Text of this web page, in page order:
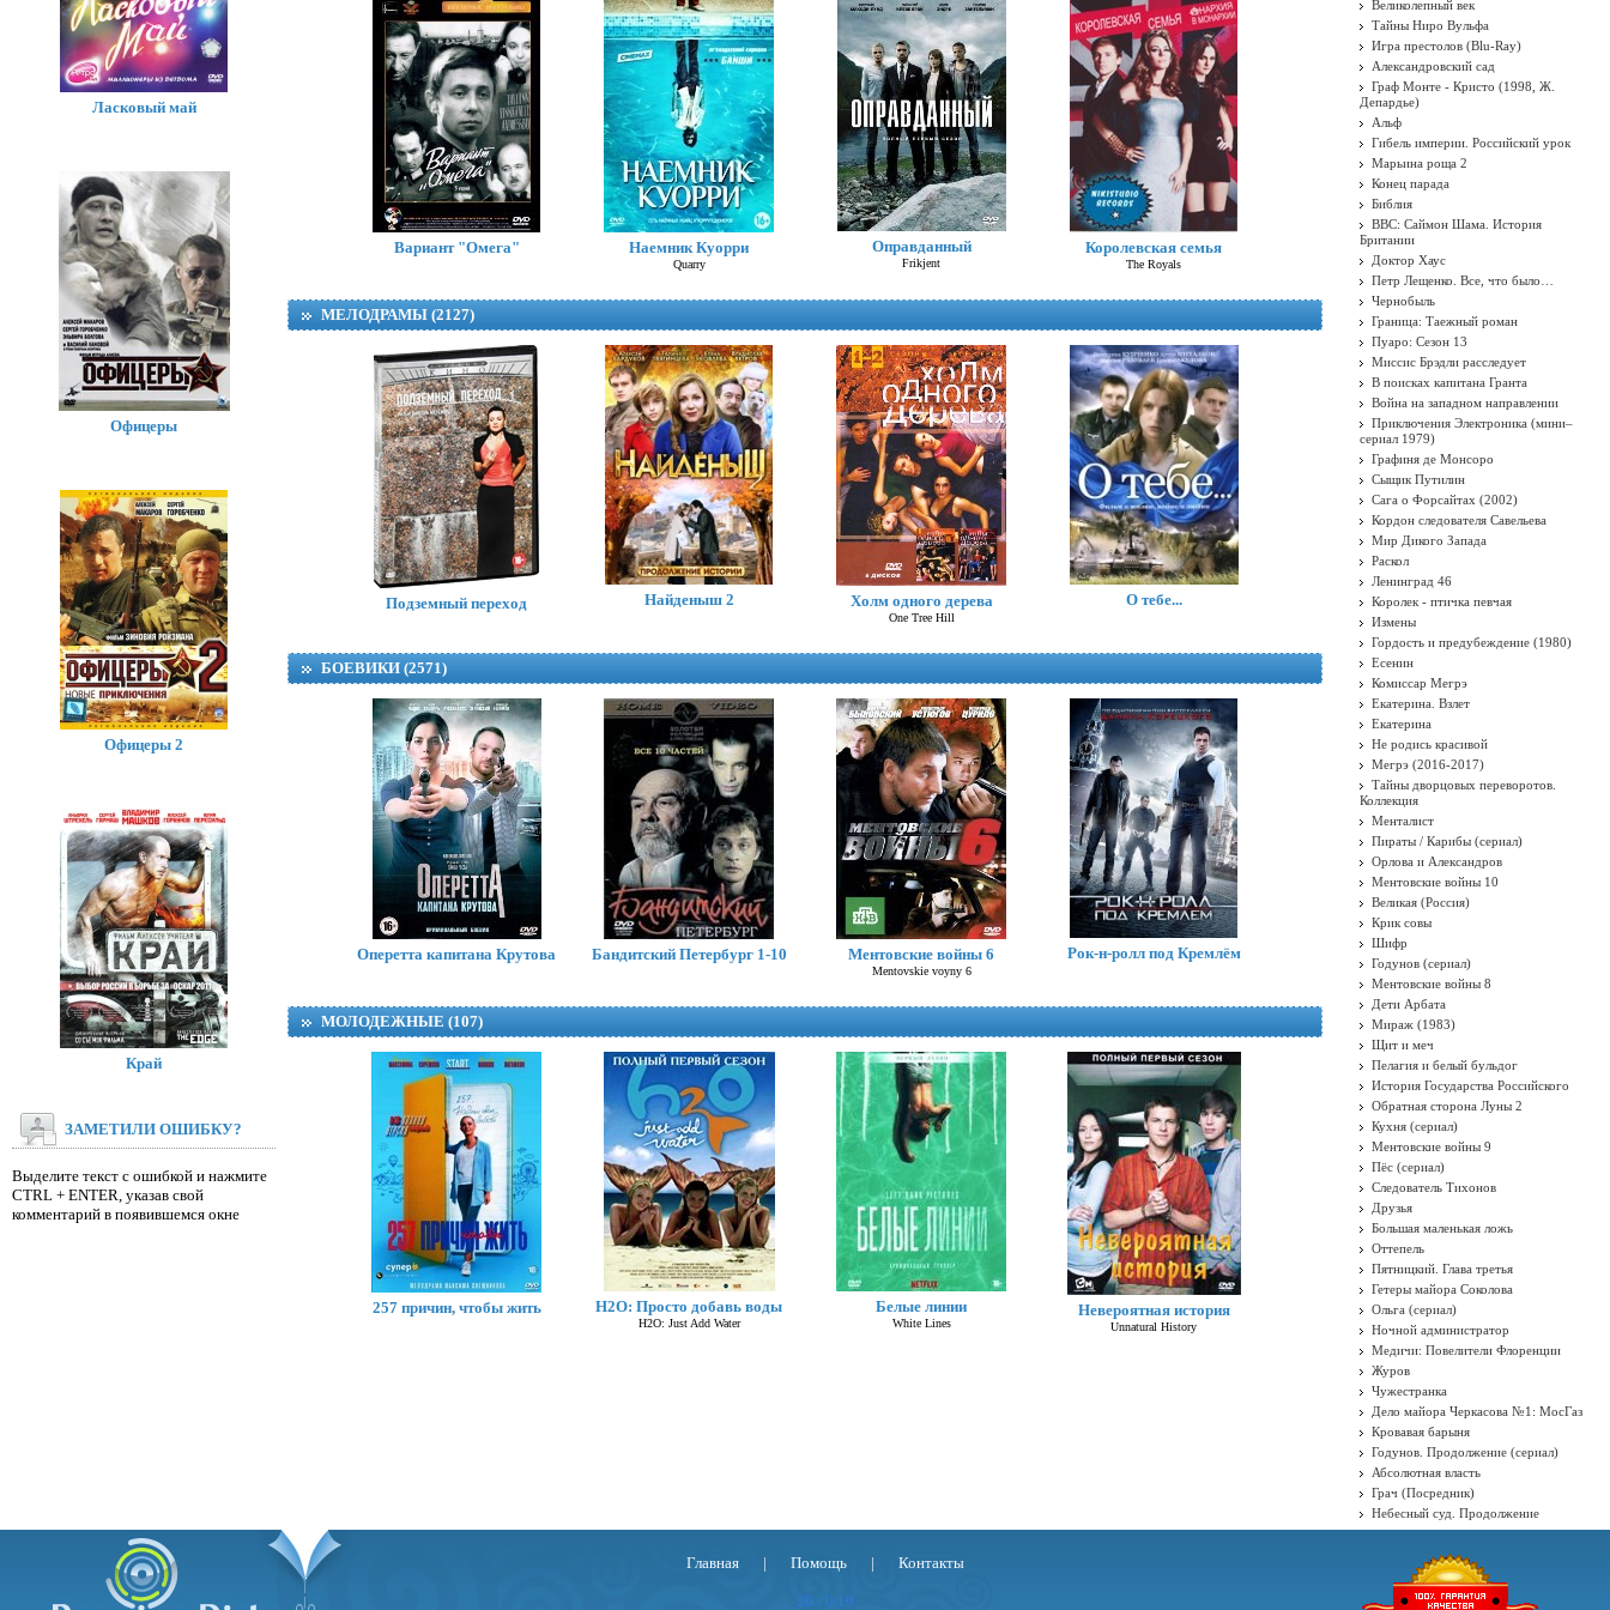
Она написала убийство
Вариант "Омега" Наемник Куорри
Quarry
Оправданный
Frikjent
Королевская семья
The Royals
Бермудский треугольник
МЕЛОДРАМЫ (2127)
Подземный переход Найденыш 2 Холм одного дерева
One Tree Hill
О тебе...
Вчера закончилась война
БОЕВИКИ (2571)
Оперетта капитана Крутова Бандитский Петербург 1-10 Ментовские войны 6
Mentovskie voyny 6
Рок-н-ролл под Кремлём
МОЛОДЕЖНЫЕ (107)
257 причин, чтобы жить H2O: Просто добавь воды
H2O: Just Add Water
Белые линии
White Lines
Невероятная история
Unnatural History
Ласковый май
Офицеры
Офицеры 2
Край
ЗАМЕТИЛИ ОШИБКУ?
Выделите текст с ошибкой и нажмите
CTRL + ENTER, указав свой
комментарий в появившемся окне
Великолепный век
Тайны Ниро Вульфа
Игра престолов (Blu-Ray)
Александровский сад
Граф Монте - Кристо (1998, Ж.
Депардье)
Альф
Гибель империи. Российский урок
Марьина роща 2
Конец парада
Библия
BBC: Саймон Шама. История
Британии
Доктор Хаус
Петр Лещенко. Все, что было…
Чернобыль
Граница: Таежный роман
Пуаро: Сезон 13
Миссис Брэдли расследует
В поисках капитана Гранта
Война на западном направлении
Приключения Электроника (мини–
сериал 1979)
Графиня де Монсоро
Сыщик Путилин
Сага о Форсайтах (2002)
Кордон следователя Савельева
Мир Дикого Запада
Раскол
Ленинград 46
Королек - птичка певчая
Измены
Гордость и предубеждение (1980)
Есенин
Комиссар Мегрэ
Екатерина. Взлет
Екатерина
Не родись красивой
Мегрэ (2016-2017)
Тайны дворцовых переворотов.
Коллекция
Менталист
Пираты / Карибы (сериал)
Орлова и Александров
Ментовские войны 10
Великая (Россия)
Крик совы
Шифр
Годунов (сериал)
Ментовские войны 8
Дети Арбата
Мираж (1983)
Щит и меч
Пелагия и белый бульдог
История Государства Российского
Обратная сторона Луны 2
Кухня (сериал)
Ментовские войны 9
Пёс (сериал)
Следователь Тихонов
Друзья
Большая маленькая ложь
Оттепель
Пятницкий. Глава третья
Гетеры майора Соколова
Ольга (сериал)
Ночной администратор
Медичи: Повелители Флоренции
Журов
Чужестранка
Дело майора Черкасова №1: МосГаз
Кровавая барыня
Годунов. Продолжение (сериал)
Абсолютная власть
Грач (Посредник)
Небесный суд. Продолжение
Главная | Помощь | Контакты
20 : 0.19